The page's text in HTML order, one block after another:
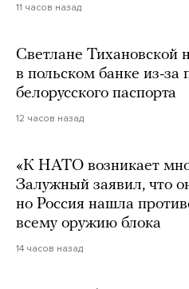
11 часов назад
Светлане Тихановской
в польском банке из-за
белорусского паспорта
12 часов назад
«К НАТО возникает
Залужный заявил, что
но Россия нашла
всему оружию блока
14 часов назад